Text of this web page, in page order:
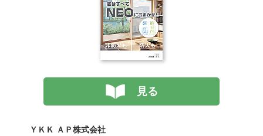
見る
ＹＫＫ ＡＰ株式会社